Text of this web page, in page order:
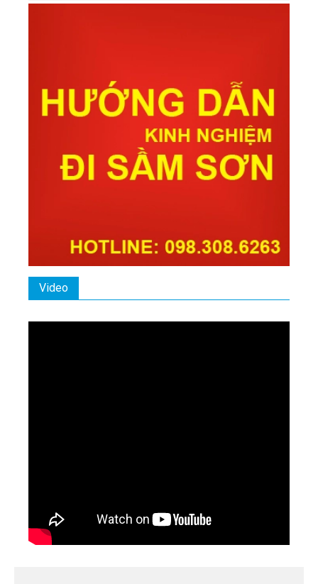
Video